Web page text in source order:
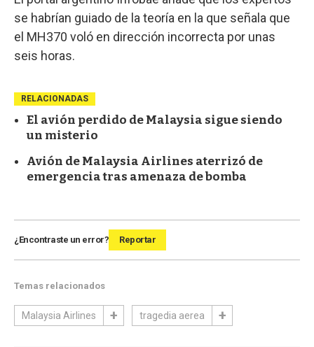
se habrían guiado de la teoría en la que señala que
el MH370 voló en dirección incorrecta por unas
seis horas.
RELACIONADAS
El avión perdido de Malaysia sigue siendo
un misterio
Avión de Malaysia Airlines aterrizó de
emergencia tras amenaza de bomba
¿Encontraste un error? Reportar
Temas relacionados
Malaysia Airlines tragedia aerea